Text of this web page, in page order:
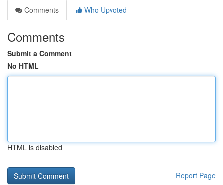
Comments
Who Upvoted
Comments
Submit a Comment
No HTML
HTML is disabled
Report Page